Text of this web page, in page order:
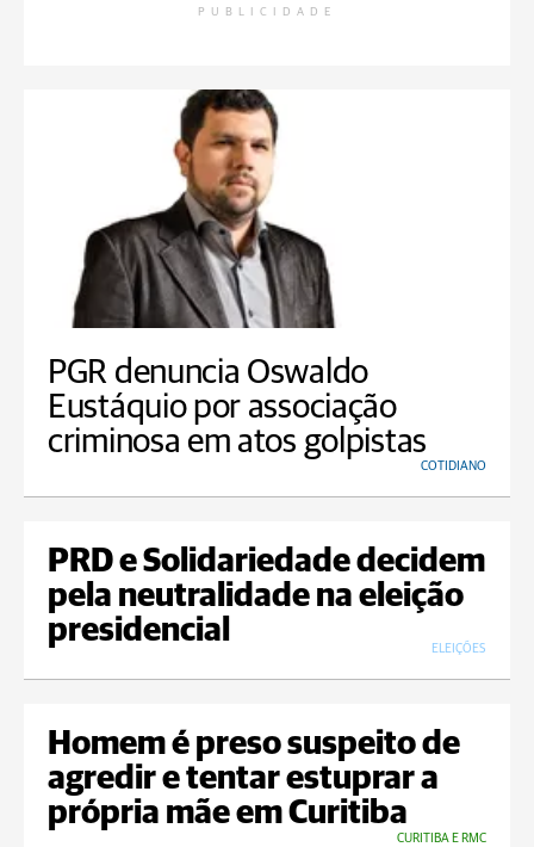
PUBLICIDADE
PGR denuncia Oswaldo
Eustáquio por associação
criminosa em atos golpistas
COTIDIANO
PRD e Solidariedade decidem
pela neutralidade na eleição
presidencial
ELEIÇÕES
Homem é preso suspeito de
agredir e tentar estuprar a
própria mãe em Curitiba
CURITIBA E RMC